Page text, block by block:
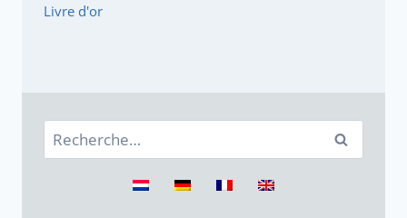
Livre d'or
Rechercher :